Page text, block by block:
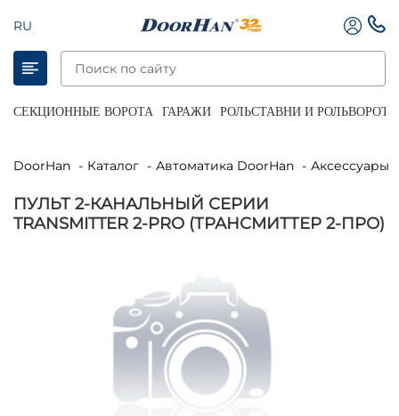
RU
СЕКЦИОННЫЕ ВОРОТА ГАРАЖИ РОЛЬСТАВНИ И РОЛЬВОРОТА
DoorHan Каталог Автоматика DoorHan
ПУЛЬТ 2-КАНАЛЬНЫЙ СЕРИИ
TRANSMITTER 2-PRO (ТРАНСМИТТЕР 2-ПРО)